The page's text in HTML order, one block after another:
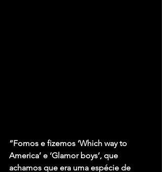
“Fomos e fizemos ‘Which way to
America’ e ‘Glamor boys’, que
achamos que era uma espécie de